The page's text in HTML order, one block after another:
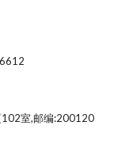
102室,邮编:200120